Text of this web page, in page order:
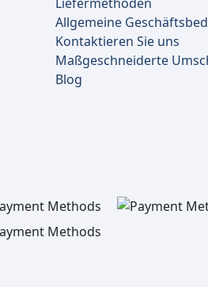
Liefermethoden
Allgemeine
Kontaktieren Sie uns
Maßgeschneiderte
Blog